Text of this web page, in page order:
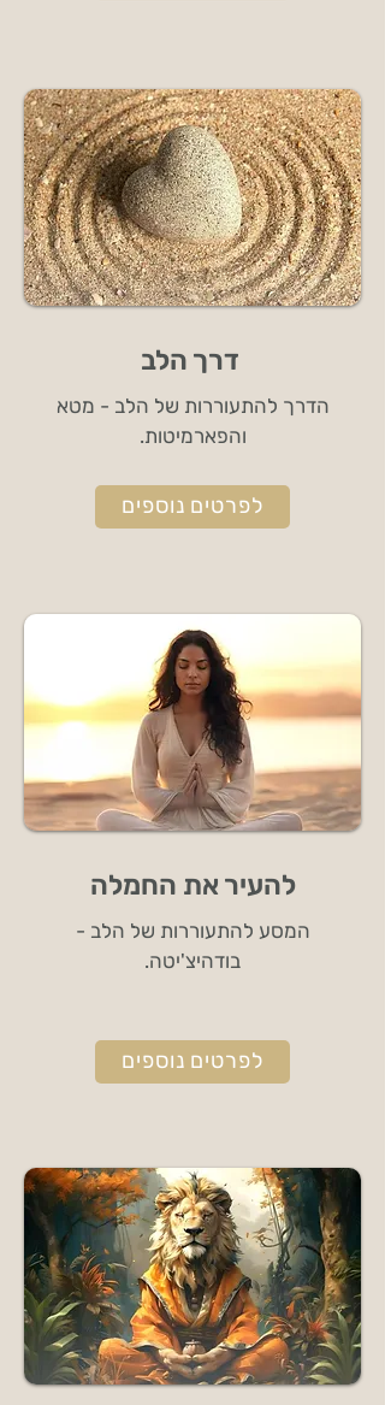
הדרך להתעוררות של הלב - מטא
והפארמיטות.
לפרטים נוספים
להעיר את החמלה
המסע להתעוררות של הלב -
בודהיצ'יטה.
לפרטים נוספים